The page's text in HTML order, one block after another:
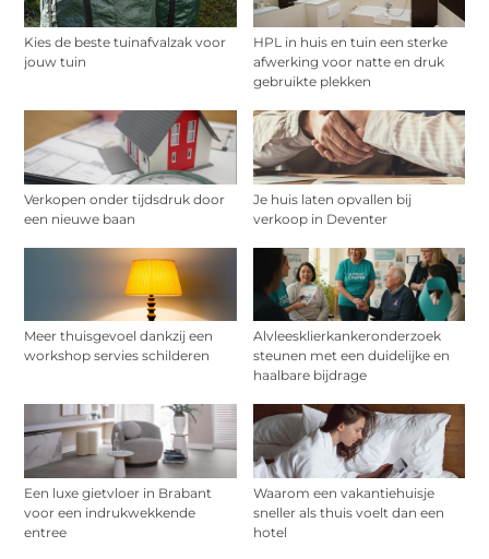
Kies de beste tuinafvalzak voor
jouw tuin
HPL in huis en tuin een sterke
afwerking voor natte en druk
gebruikte plekken
Verkopen onder tijdsdruk door
een nieuwe baan
Je huis laten opvallen bij
verkoop in Deventer
Meer thuisgevoel dankzij een
workshop servies schilderen
Alvleesklierkankeronderzoek
steunen met een duidelijke en
haalbare bijdrage
Een luxe gietvloer in Brabant
voor een indrukwekkende
entree
Waarom een vakantiehuisje
sneller als thuis voelt dan een
hotel